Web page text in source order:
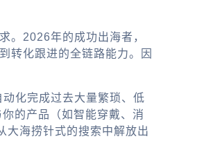
。2026年的成功出海者，
转化跟进的全链路能力。因
化完成过去大量繁琐、低
的产品（如智能穿戴、消
大海捞针式的搜索中解放出